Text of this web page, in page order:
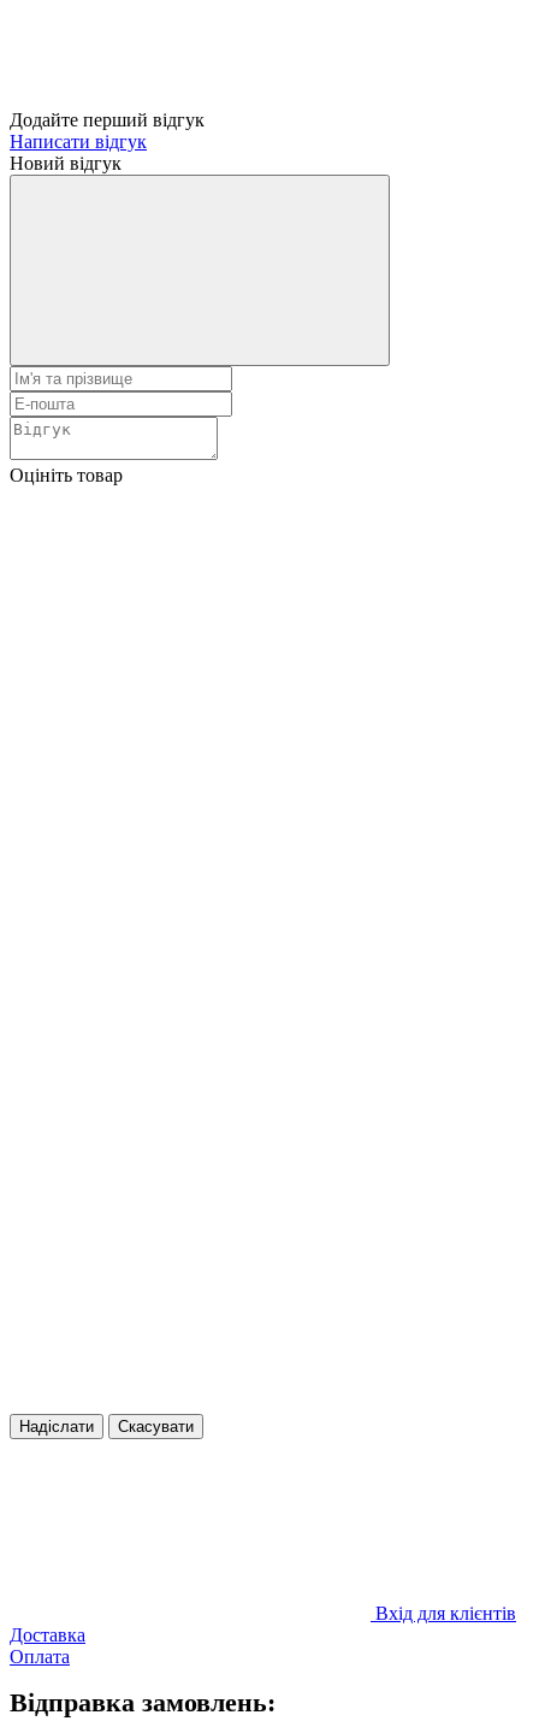
Додайте перший відгук
Написати відгук
Новий відгук
Оцініть товар
Надіслати Скасувати
Вхід для клієнтів
Доставка
Оплата
Відправка замовлень: